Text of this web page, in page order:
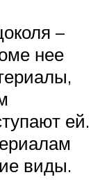
–
нее
ей.
виды.